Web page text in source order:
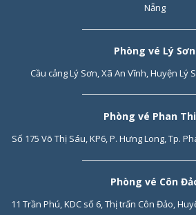
Nẵng
Phòng vé Lý Sơn
Cầu cảng Lý Sơn, Xã An Vĩnh, Huyện Lý
Phòng vé Phan
Số 175 Võ Thị Sáu, KP6, P. Hưng Long, Tp.
Phòng vé Côn
11 Trần Phú, KDC số 6, Thị trấn Côn Đảo,